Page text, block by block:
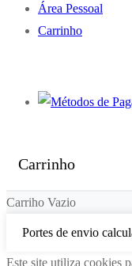
Área Pessoal
Carrinho
Carrinho
Carriho Vazio
Portes de envio
Este site utiliza cookies